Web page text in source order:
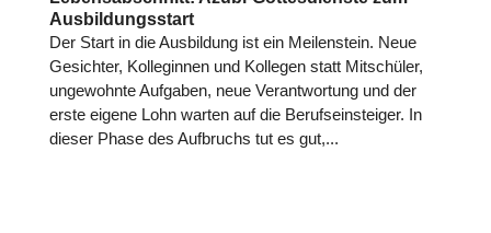
Ausbildungsstart
Der Start in die Aus­bil­dung ist ein Mei­len­stein. Neue
Gesich­ter, Kol­le­gin­nen und Kollegen statt Mit­schü­ler,
unge­wohnte Aufgaben, neue Ver­ant­wor­tung und der
erste eigene Lohn warten auf die Berufs­ein­stei­ger. In
dieser Phase des Auf­bruchs tut es gut,...